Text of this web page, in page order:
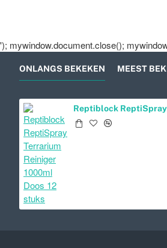
'); mywindow.document.close();
ONLANGS BEKEKEN MEEST